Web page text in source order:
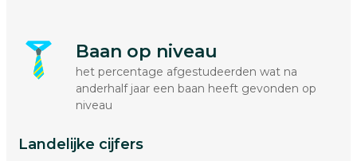
Baan op niveau
het percentage afgestudeerden wat na
anderhalf jaar een baan heeft gevonden op
niveau
Landelijke cijfers